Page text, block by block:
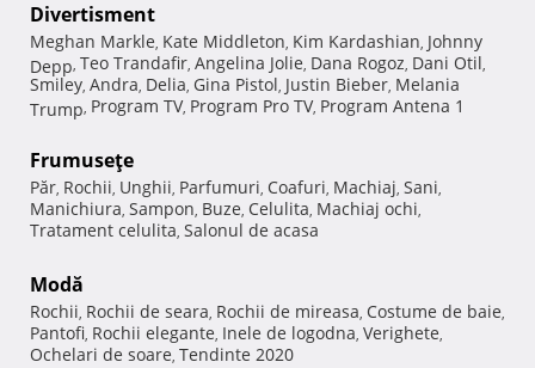
Divertisment
Meghan Markle, Kate Middleton, Kim Kardashian, Johnny
Depp, Teo Trandafir, Angelina Jolie, Dana Rogoz, Dani Otil,
Smiley, Andra, Delia, Gina Pistol, Justin Bieber, Melania
Trump, Program TV, Program Pro TV, Program Antena 1
Frumuseţe
Păr, Rochii, Unghii, Parfumuri, Coafuri, Machiaj, Sani,
Manichiura, Sampon, Buze, Celulita, Machiaj ochi,
Tratament celulita, Salonul de acasa
Modă
Rochii, Rochii de seara, Rochii de mireasa, Costume de baie,
Pantofi, Rochii elegante, Inele de logodna, Verighete,
Ochelari de soare, Tendinte 2020